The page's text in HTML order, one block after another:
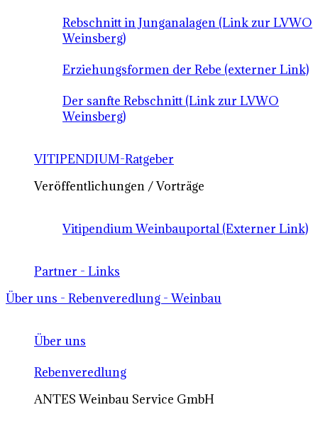
Rebschnitt in Junganalagen (Link zur LVWO
Weinsberg)
Erziehungsformen der Rebe (externer Link)
Der sanfte Rebschnitt (Link zur LVWO
Weinsberg)
VITIPENDIUM-Ratgeber
Veröffentlichungen / Vorträge
Vitipendium Weinbauportal (Externer Link)
Partner - Links
Über uns - Rebenveredlung - Weinbau
Über uns
Rebenveredlung
ANTES Weinbau Service GmbH